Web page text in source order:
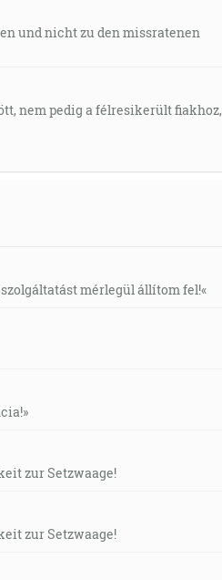
und nicht zu den missratenen
nem pedig a félresikerült fiakhoz,
mérlegül állítom fel!«
zur Setzwaage!
zur Setzwaage!